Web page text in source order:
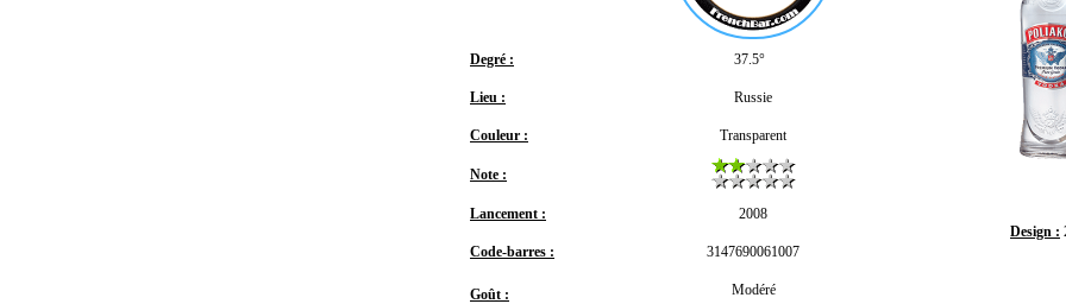
Design :
Degré : 37.5°
Lieu : Russie
Couleur : Transparent
Note :
Lancement : 2008
Code-barres : 3147690061007
Goût : Modéré